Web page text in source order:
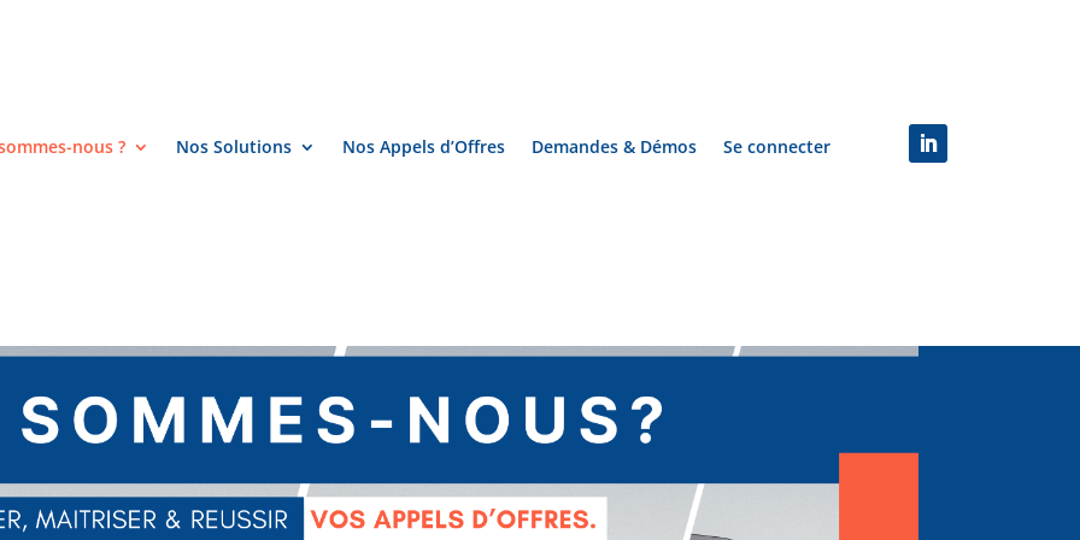
nous ? Nos Solutions Nos Appels d’Offres Demandes & Démos Se connecter